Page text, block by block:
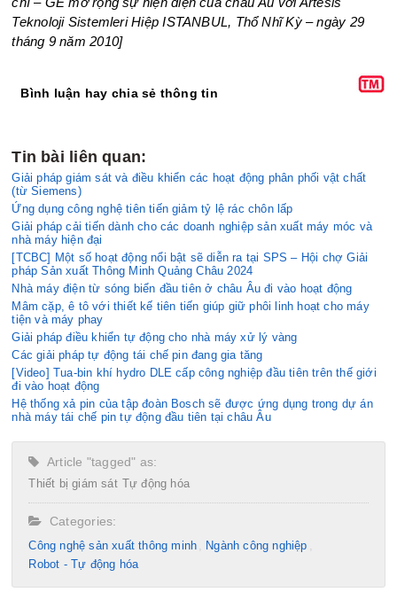
Teknoloji Sistemleri Hiệp ISTANBUL, Thổ Nhĩ Kỳ – ngày 29
tháng 9 năm 2010]
Bình luận hay chia sẻ thông tin
Tin bài liên quan:
Giải pháp giám sát và điều khiển các hoạt động phân phối vật chất
(từ Siemens)
Ứng dụng công nghệ tiên tiến giảm tỷ lệ rác chôn lấp
Giải pháp cải tiến dành cho các doanh nghiệp sản xuất máy móc và
nhà máy hiện đại
[TCBC] Một số hoạt động nổi bật sẽ diễn ra tại SPS – Hội chợ Giải
pháp Sản xuất Thông Minh Quảng Châu 2024
Nhà máy điện từ sóng biển đầu tiên ở châu Âu đi vào hoạt động
Mâm cặp, ê tô với thiết kế tiên tiến giúp giữ phôi linh hoạt cho máy
tiện và máy phay
Giải pháp điều khiển tự động cho nhà máy xử lý vàng
Các giải pháp tự động tái chế pin đang gia tăng
[Video] Tua-bin khí hydro DLE cấp công nghiệp đầu tiên trên thế giới
đi vào hoạt động
Hệ thống xả pin của tập đoàn Bosch sẽ được ứng dụng trong dự án
nhà máy tái chế pin tự động đầu tiên tại châu Âu
Article "tagged" as:
Thiết bị giám sát Tự động hóa
Categories:
Công nghệ sản xuất thông minh
Ngành công nghiệp
Robot - Tự động hóa